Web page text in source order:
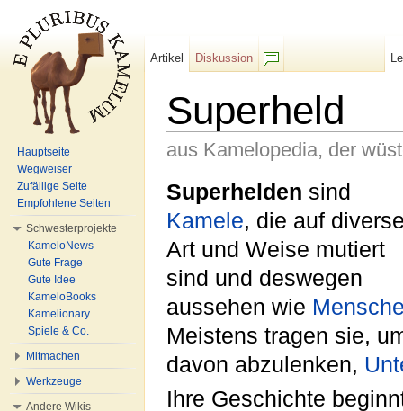
Superheld
aus Kamelopedia, der
Superhelden sind
Kamele, die auf
Art und Weise mutiert
sind und deswegen
aussehen wie
Meistens tragen sie,
davon abzulenken,
Ihre Geschichte
Artikel
Diskussion
Hauptseite
Wegweiser
Zufällige Seite
Empfohlene Seiten
Schwesterprojekte
KameloNews
Gute Frage
Gute Idee
KameloBooks
Kamelionary
Spiele & Co.
Mitmachen
Werkzeuge
Andere Wikis